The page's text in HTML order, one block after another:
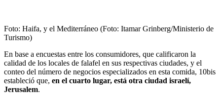
Foto: Haifa, y el Mediterráneo (Foto: Itamar Grinberg/Ministerio de
Turismo)
En base a encuestas entre los consumidores, que calificaron la
calidad de los locales de falafel en sus respectivas ciudades, y el
conteo del número de negocios especializados en esta comida, 10bis
estableció que, en el cuarto lugar, está otra ciudad israelí,
Jerusalem.